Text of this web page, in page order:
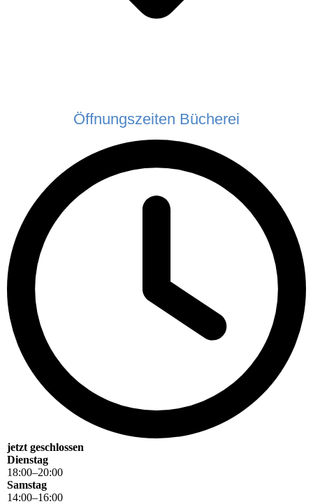
Öffnungszeiten Bücherei
jetzt geschlossen
Dienstag
18:00–20:00
Samstag
14:00–16:00